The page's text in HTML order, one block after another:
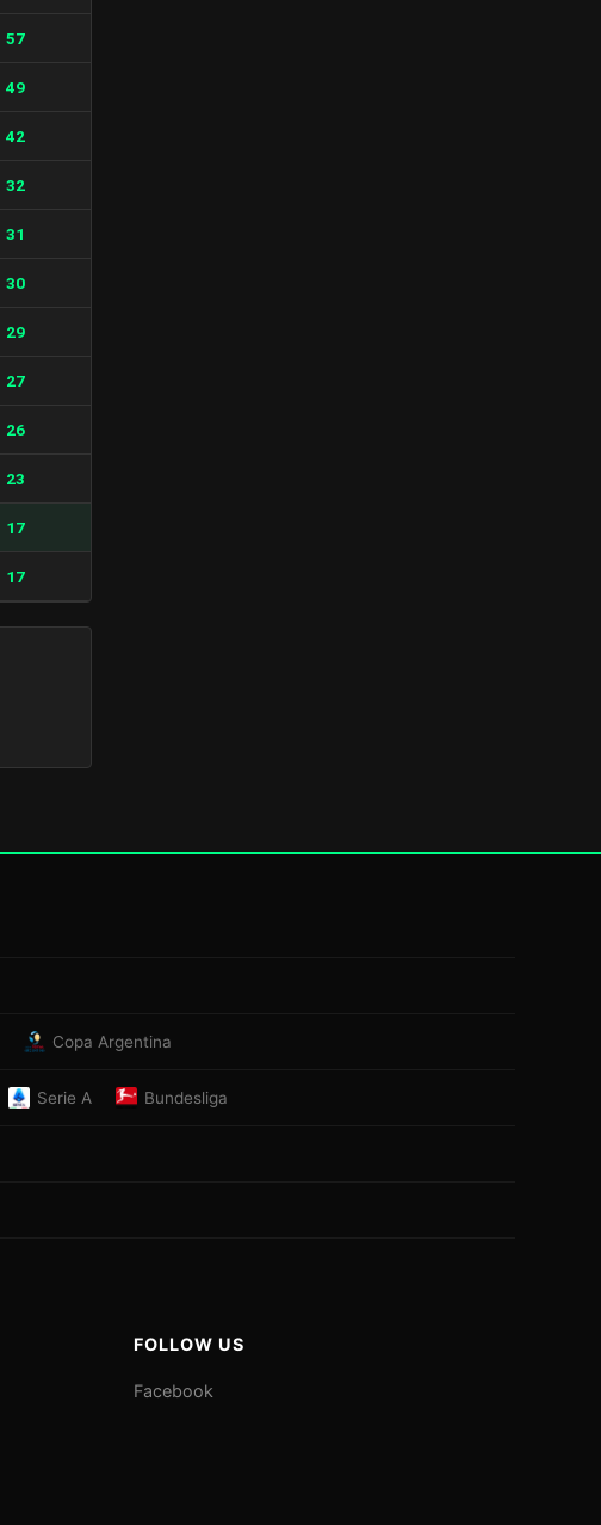
57
49
42
32
31
30
29
27
26
23
17
17
Copa Argentina
Serie A Bundesliga
FOLLOW US
Facebook